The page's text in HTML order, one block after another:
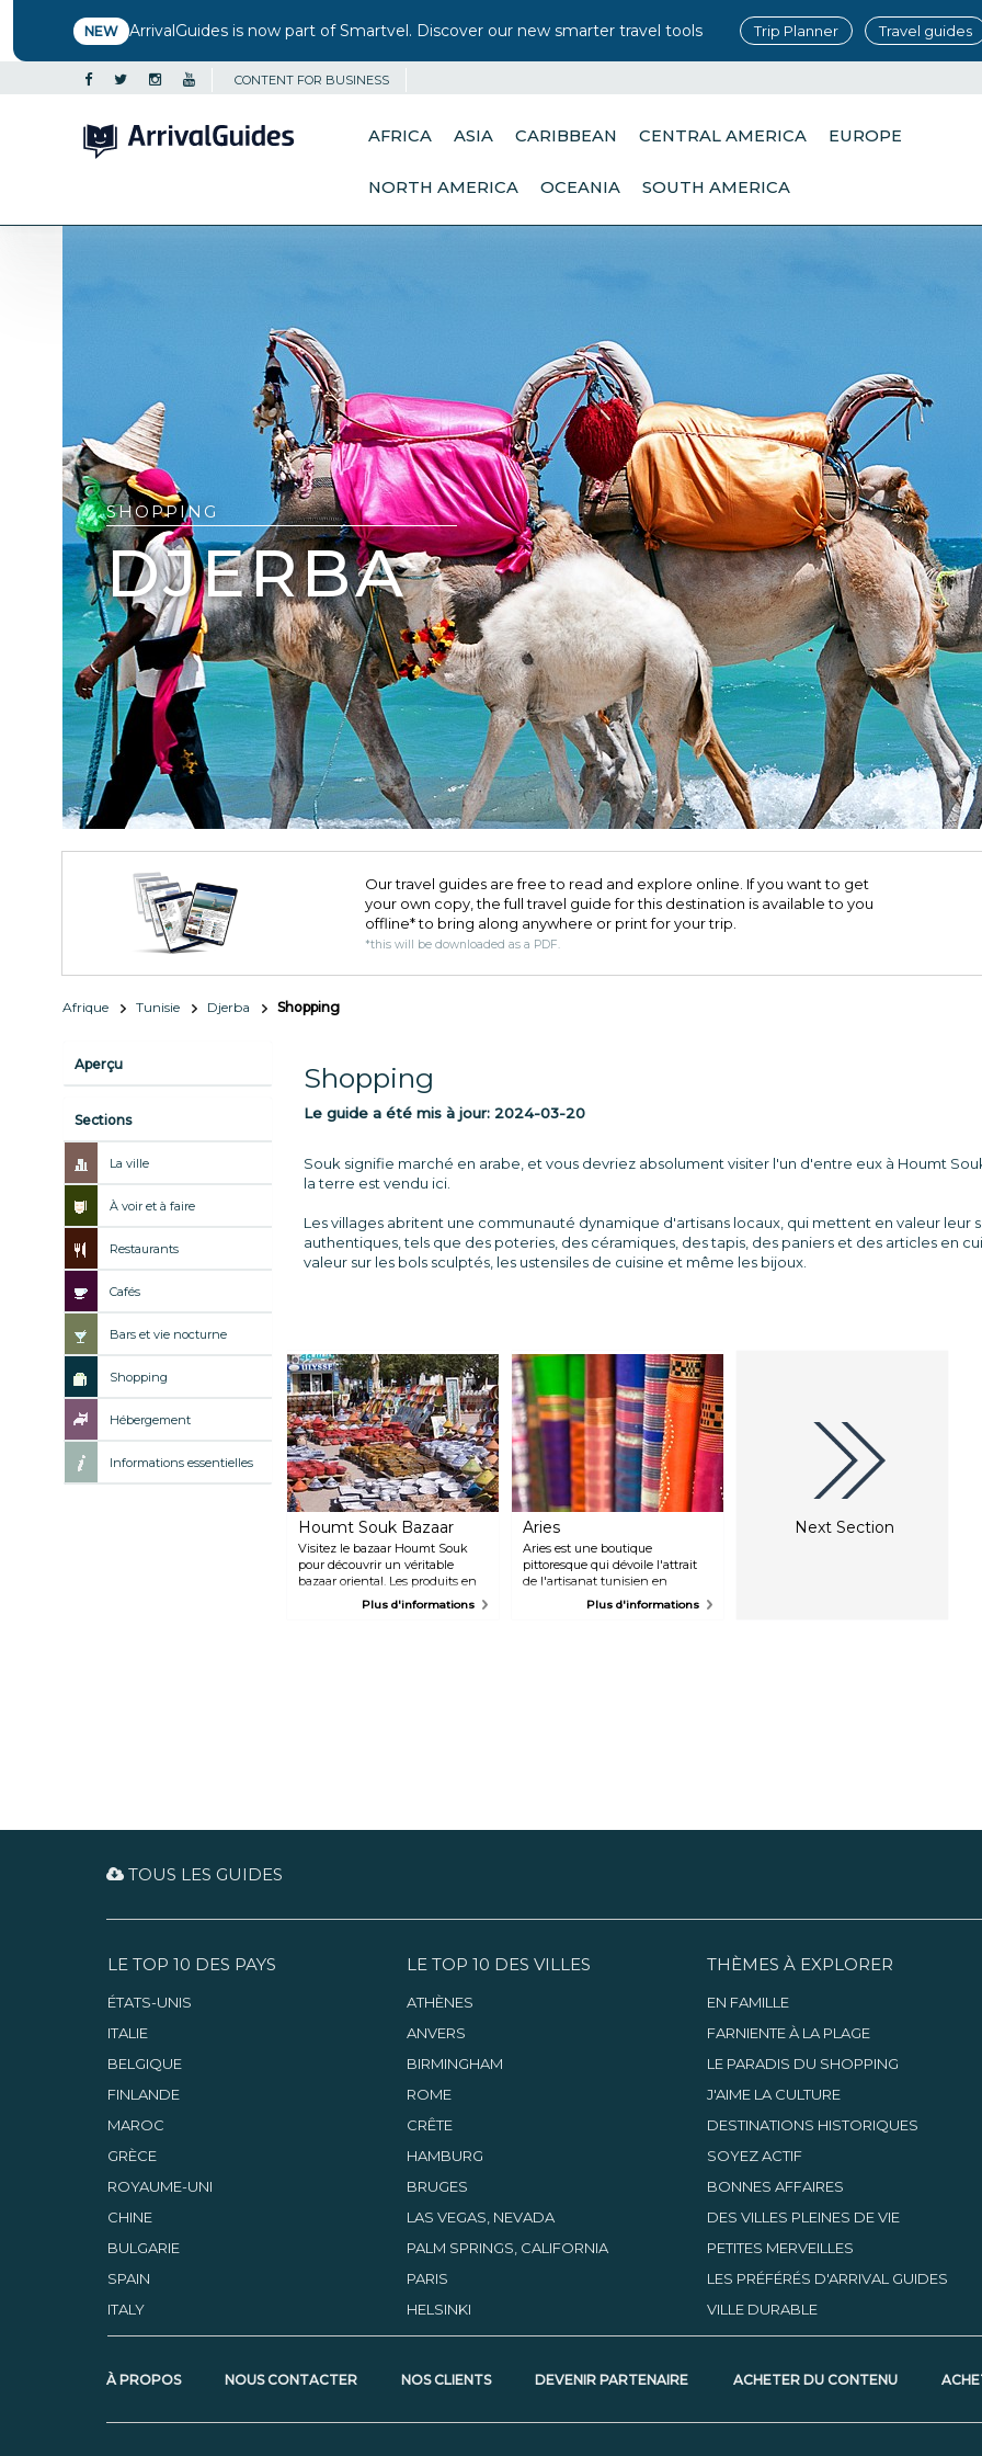
NEW ArrivalGuides is now part of Smartvel. Discover our new smarter travel tools Trip Planner Travel guides
CONTENT FOR BUSINESS
AFRICA ASIA CARIBBEAN CENTRAL AMERICA EUROPE
NORTH AMERICA OCEANIA SOUTH AMERICA
SHOPPING
DJERBA
Our travel guides are free to read and explore online. If you want to get
your own copy, the full travel guide for this destination is available to you
offline* to bring along anywhere or print for your trip.​
*this will be downloaded as a PDF.
Afrique Tunisie Djerba Shopping
Aperçu
Sections
La ville
À voir et à faire
Restaurants
Cafés
Bars et vie nocturne
Shopping
Hébergement
Informations essentielles
Shopping
Le guide a été mis à jour: 2024-03-20
Souk signifie marché en arabe, et vous devriez absolument visiter l'un d'entre eux à Houmt
la terre est vendu ici.
Les villages abritent une communauté dynamique d'artisans locaux, qui mettent en valeur leur
authentiques, tels que des poteries, des céramiques, des tapis, des paniers et des articles en
valeur sur les bols sculptés, les ustensiles de cuisine et même les bijoux.
Houmt Souk Bazaar
Visitez le bazaar Houmt Souk
pour découvrir un véritable
bazaar oriental. Les produits en
vente ici vont des articles
Plus d'informations
Aries
Aries est une boutique
pittoresque qui dévoile l'attrait
de l'artisanat tunisien en
proposant des produits de
Plus d'informations
Next Section
TOUS LES GUIDES
LE TOP 10 DES PAYS
ÉTATS-UNIS
ITALIE
BELGIQUE
FINLANDE
MAROC
GRÈCE
ROYAUME-UNI
CHINE
BULGARIE
SPAIN
ITALY
LE TOP 10 DES VILLES
ATHÈNES
ANVERS
BIRMINGHAM
ROME
CRÊTE
HAMBURG
BRUGES
LAS VEGAS, NEVADA
PALM SPRINGS, CALIFORNIA
PARIS
HELSINKI
THÈMES À EXPLORER
EN FAMILLE
FARNIENTE À LA PLAGE
LE PARADIS DU SHOPPING
J'AIME LA CULTURE
DESTINATIONS HISTORIQUES
SOYEZ ACTIF
BONNES AFFAIRES
DES VILLES PLEINES DE VIE
PETITES MERVEILLES
LES PRÉFÉRÉS D'ARRIVAL GUIDES
VILLE DURABLE
À PROPOS NOUS CONTACTER NOS CLIENTS DEVENIR PARTENAIRE ACHETER DU CONTENU